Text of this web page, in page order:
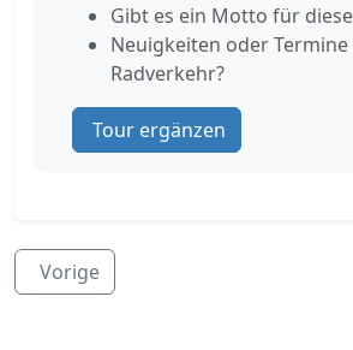
Gibt es ein Motto für
Neuigkeiten oder
Radverkehr?
Tour ergänzen
Vorige